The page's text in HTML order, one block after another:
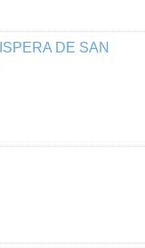
DE SAN